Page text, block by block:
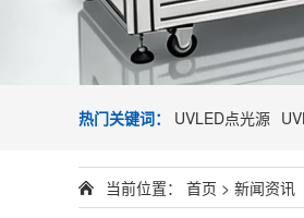
热门关键词： UVLED点光源
当前位置： 首页 > 新闻资讯